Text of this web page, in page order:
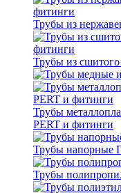
Трубы из
Трубы из
Трубы
PERT и фитинги
Трубы
Трубы